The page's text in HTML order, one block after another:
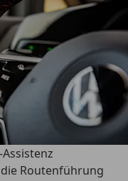
Routenführung